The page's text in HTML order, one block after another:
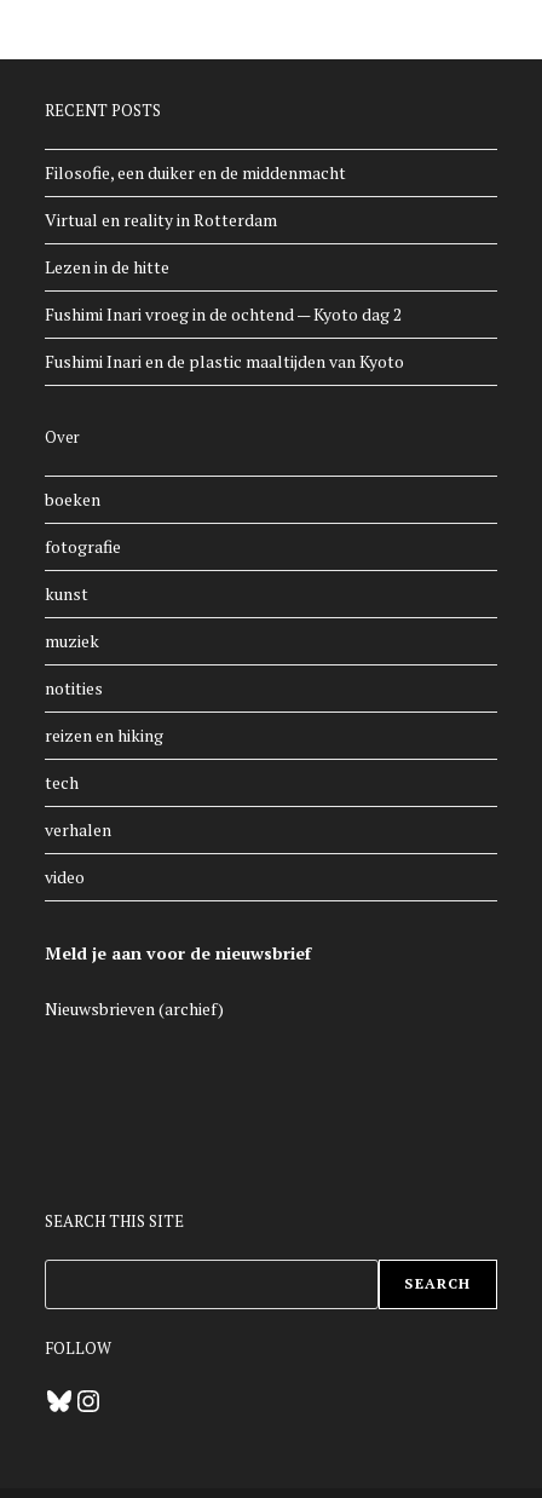
RECENT POSTS
Filosofie, een duiker en de middenmacht
Virtual en reality in Rotterdam
Lezen in de hitte
Fushimi Inari vroeg in de ochtend — Kyoto dag 2
Fushimi Inari en de plastic maaltijden van Kyoto
Over
boeken
fotografie
kunst
muziek
notities
reizen en hiking
tech
verhalen
video
Meld je aan voor de nieuwsbrief
Nieuwsbrieven (archief)
SEARCH THIS SITE
SEARCH
FOLLOW
BlueskyInstagram